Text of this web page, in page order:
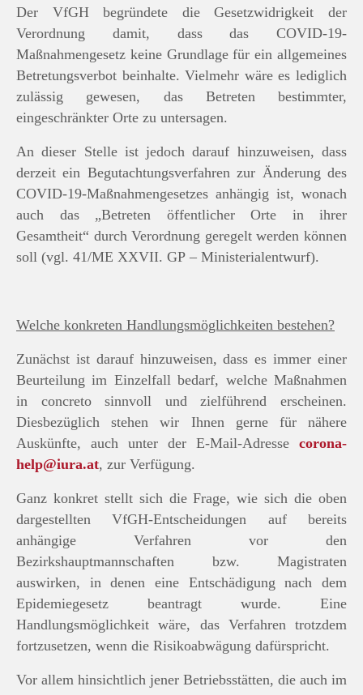
Der VfGH begründete die Gesetzwidrigkeit der
Verordnung damit, dass das COVID-19-
Maßnahmengesetz keine Grundlage für ein allgemeines
Betretungsverbot beinhalte. Vielmehr wäre es lediglich
zulässig gewesen, das Betreten bestimmter,
eingeschränkter Orte zu untersagen.
An dieser Stelle ist jedoch darauf hinzuweisen, dass
derzeit ein Begutachtungsverfahren zur Änderung des
COVID-19-Maßnahmengesetzes anhängig ist, wonach
auch das „Betreten öffentlicher Orte in ihrer
Gesamtheit“ durch Verordnung geregelt werden können
soll (vgl. 41/ME XXVII. GP – Ministerialentwurf).
Welche konkreten Handlungsmöglichkeiten bestehen?
Zunächst ist darauf hinzuweisen, dass es immer einer
Beurteilung im Einzelfall bedarf, welche Maßnahmen
in concreto sinnvoll und zielführend erscheinen.
Diesbezüglich stehen wir Ihnen gerne für nähere
Auskünfte, auch unter der E-Mail-Adresse corona-
help@iura.at, zur Verfügung.
Ganz konkret stellt sich die Frage, wie sich die oben
dargestellten VfGH-Entscheidungen auf bereits
anhängige Verfahren vor den
Bezirkshauptmannschaften bzw. Magistraten
auswirken, in denen eine Entschädigung nach dem
Epidemiegesetz beantragt wurde. Eine
Handlungsmöglichkeit wäre, das Verfahren trotzdem
fortzusetzen, wenn die Risikoabwägung dafürspricht.
Vor allem hinsichtlich jener Betriebsstätten, die auch im